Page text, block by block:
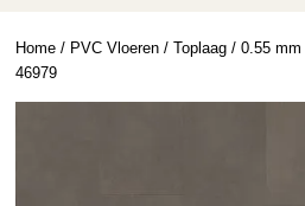
Home / PVC Vloeren /Toplaag /0.55 mm
46979